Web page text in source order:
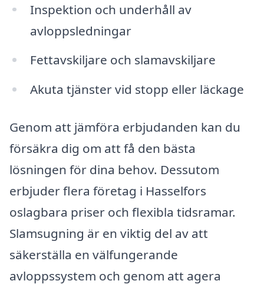
Inspektion och underhåll av
avloppsledningar
Fettavskiljare och slamavskiljare
Akuta tjänster vid stopp eller läckage
Genom att jämföra erbjudanden kan du
försäkra dig om att få den bästa
lösningen för dina behov. Dessutom
erbjuder flera företag i Hasselfors
oslagbara priser och flexibla tidsramar.
Slamsugning är en viktig del av att
säkerställa en välfungerande
avloppssystem och genom att agera